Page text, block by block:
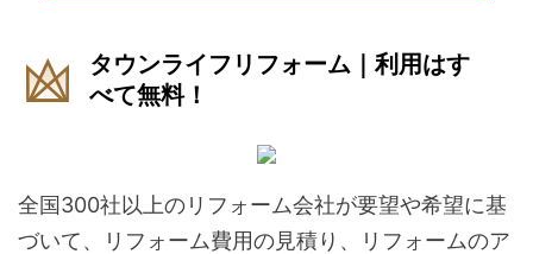
タウンライフリフォーム｜利用はす
べて無料！
全国300社以上のリフォーム会社が要望や希望に基
づいて、リフォーム費用の見積り、リフォームのア